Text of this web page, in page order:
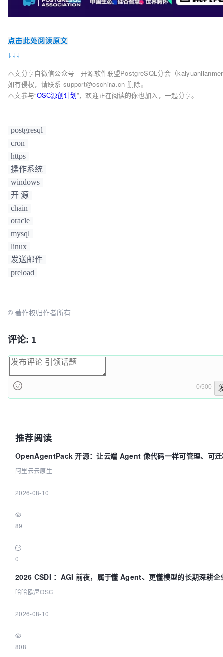
点击此处阅读原文
↓↓↓
本文分享自微信公众号 - 开源软件联盟PostgreSQL分会（
如有侵权，请联系 support@oschina.cn 删除。
本文参与“OSC源创计划”，欢迎正在阅读的你也加入，一起分享。
postgresql
cron
https
操作系统
windows
开 源
chain
oracle
mysql
linux
发送邮件
preload
© 著作权归作者所有
评论: 1
0/500
推荐阅读
OpenAgentPack 开源：让云端 Agent 像代码一样可管理、可迁
阿里云云原生
2026-08-10
89
0
2026 CSDI ：AGI 前夜，属于懂 Agent、更懂模型的长期深耕企
哈哈欧尼OSC
2026-08-10
808